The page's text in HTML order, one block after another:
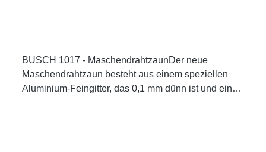
BUSCH 1017 - MaschendrahtzaunDer neue
Maschendrahtzaun besteht aus einem speziellen
Aluminium-Feingitter, das 0,1 mm dünn ist und eine